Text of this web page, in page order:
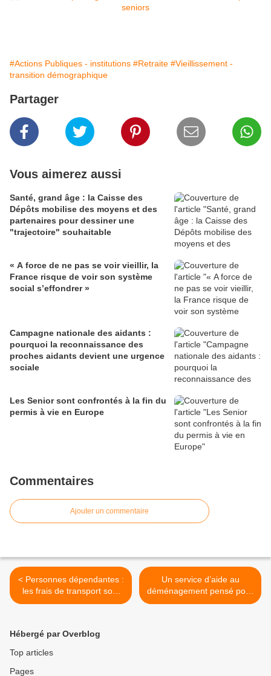
#Actions Publiques - institutions #Retraite #Vieillissement -
transition démographique
Partager
Vous aimerez aussi
Santé, grand âge : la Caisse des
Dépôts mobilise des moyens et des
partenaires pour dessiner une
"trajectoire" souhaitable
« A force de ne pas se voir vieillir, la
France risque de voir son système
social s’effondrer »
Campagne nationale des aidants :
pourquoi la reconnaissance des
proches aidants devient une urgence
sociale
Les Senior sont confrontés à la fin du
permis à vie en Europe
Commentaires
Ajouter un commentaire
< Personnes dépendantes :
les frais de transport sont
pris en charge pour se faire
Un service d’aide au
déménagement pensé pour
les seniors et les aidants
Hébergé par Overblog
Top articles
Pages